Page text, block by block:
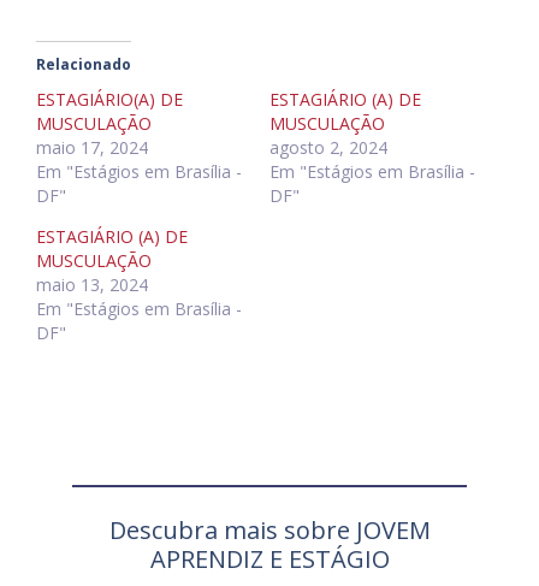
Relacionado
ESTAGIÁRIO(A) DE
MUSCULAÇÃO
maio 17, 2024
Em "Estágios em Brasília -
DF"
ESTAGIÁRIO (A) DE
MUSCULAÇÃO
agosto 2, 2024
Em "Estágios em Brasília -
DF"
ESTAGIÁRIO (A) DE
MUSCULAÇÃO
maio 13, 2024
Em "Estágios em Brasília -
DF"
Descubra mais sobre JOVEM
APRENDIZ E ESTÁGIO